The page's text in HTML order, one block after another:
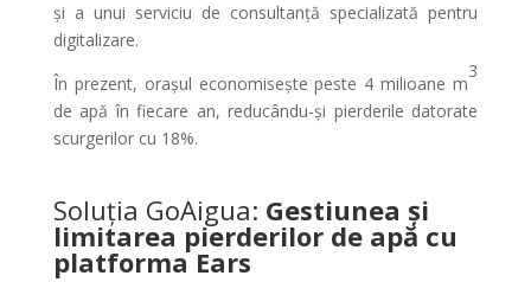
și a unui serviciu de consultanță specializată pentru
digitalizare.
În prezent, orașul economisește peste 4 milioane m
3
de apă în fiecare an, reducându-și pierderile datorate
scurgerilor cu 18%.
Soluția GoAigua: Gestiunea și
limitarea pierderilor de apă cu
platforma Ears